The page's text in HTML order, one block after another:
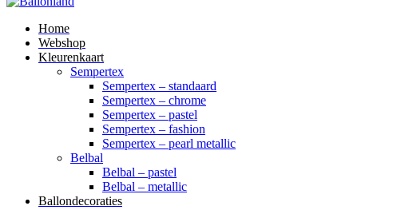
Home
Webshop
Kleurenkaart
Sempertex
Sempertex – standaard
Sempertex – chrome
Sempertex – pastel
Sempertex – fashion
Sempertex – pearl metallic
Belbal
Belbal – pastel
Belbal – metallic
Ballondecoraties